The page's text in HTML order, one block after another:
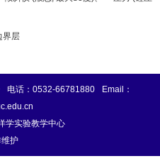
界层
电话：0532-66781880
Email：
学实验教学中心
护